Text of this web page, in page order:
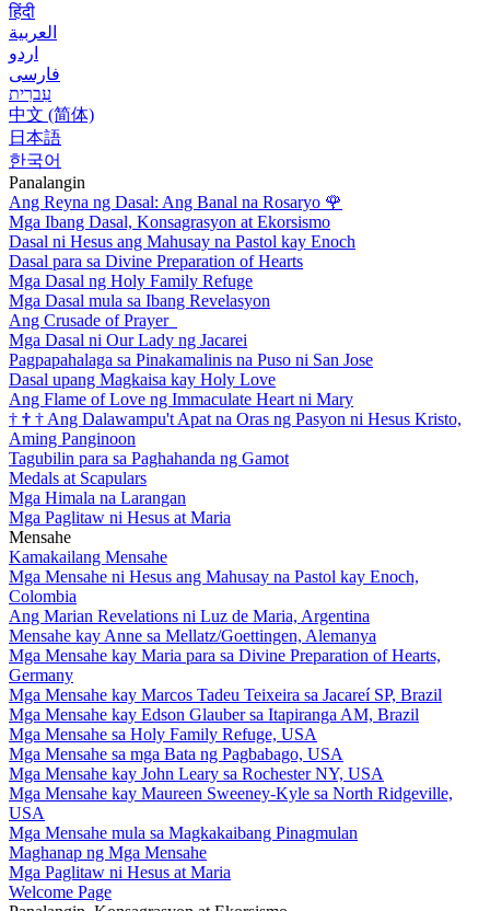
हिंदी
العربية
اردو
فارسی
עִברִית
中文 (简体)
日本語
한국어
Panalangin
Ang Reyna ng Dasal: Ang Banal na Rosaryo 🌹
Mga Ibang Dasal, Konsagrasyon at Ekorsismo
Dasal ni Hesus ang Mahusay na Pastol kay Enoch
Dasal para sa Divine Preparation of Hearts
Mga Dasal ng Holy Family Refuge
Mga Dasal mula sa Ibang Revelasyon
Ang Crusade of Prayer
Mga Dasal ni Our Lady ng Jacarei
Pagpapahalaga sa Pinakamalinis na Puso ni San Jose
Dasal upang Magkaisa kay Holy Love
Ang Flame of Love ng Immaculate Heart ni Mary
† † † Ang Dalawampu't Apat na Oras ng Pasyon ni Hesus Kristo,
Aming Panginoon
Tagubilin para sa Paghahanda ng Gamot
Medals at Scapulars
Mga Himala na Larangan
Mga Paglitaw ni Hesus at Maria
Mensahe
Kamakailang Mensahe
Mga Mensahe ni Hesus ang Mahusay na Pastol kay Enoch,
Colombia
Ang Marian Revelations ni Luz de Maria, Argentina
Mensahe kay Anne sa Mellatz/Goettingen, Alemanya
Mga Mensahe kay Maria para sa Divine Preparation of Hearts,
Germany
Mga Mensahe kay Marcos Tadeu Teixeira sa Jacareí SP, Brazil
Mga Mensahe kay Edson Glauber sa Itapiranga AM, Brazil
Mga Mensahe sa Holy Family Refuge, USA
Mga Mensahe sa mga Bata ng Pagbabago, USA
Mga Mensahe kay John Leary sa Rochester NY, USA
Mga Mensahe kay Maureen Sweeney-Kyle sa North Ridgeville,
USA
Mga Mensahe mula sa Magkakaibang Pinagmulan
Maghanap ng Mga Mensahe
Mga Paglitaw ni Hesus at Maria
Welcome Page